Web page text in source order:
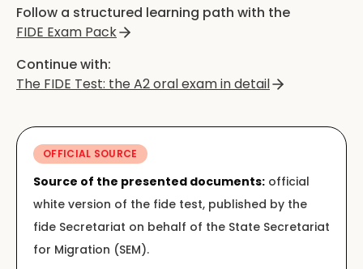
Follow a structured learning path with the
FIDE Exam Pack
Continue with:
The FIDE Test: the A2 oral exam in detail
OFFICIAL SOURCE
Source of the presented documents: official
white version of the fide test, published by the
fide Secretariat on behalf of the State Secretariat
for Migration (SEM).